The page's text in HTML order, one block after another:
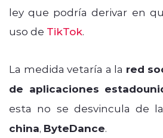
ley que podría derivar en
uso de TikTok.
La medida vetaría a la red
de aplicaciones
esta no se desvincula de la
china, ByteDance.